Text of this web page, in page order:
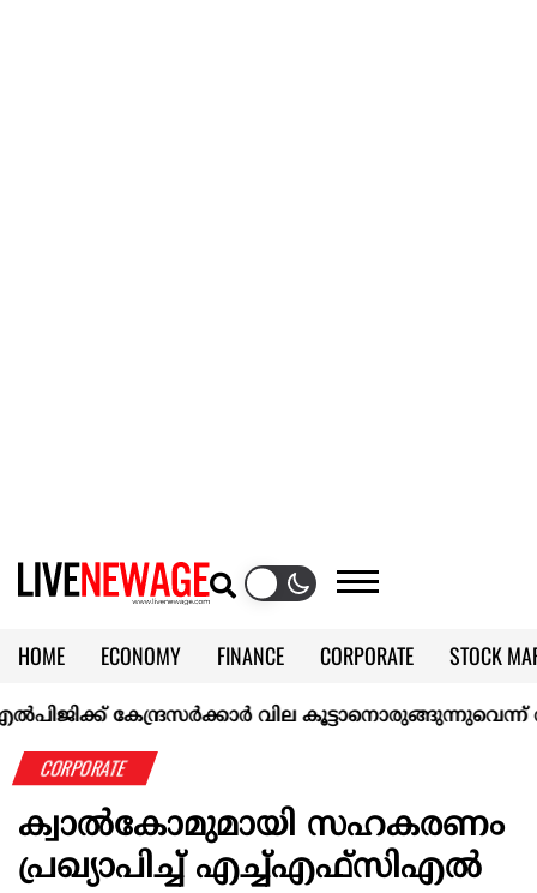
HOME ECONOMY FINANCE CORPORATE
STOCK
CALENDAR
KERALA @70
കേന്ദ്രസർക്കാർ വില കൂട്ടാനൊരുങ്ങുന്നുവെന്ന്
CORPORATE
ക്വാൽകോമുമായി സഹകരണം
പ്രഖ്യാപിച്ച് എച്ച്എഫ്സിഎൽ